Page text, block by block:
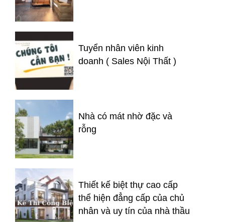
Tuyển nhân viên kinh
doanh ( Sales Nội Thất )
Nhà có mát nhờ đặc và
rỗng
Thiết kế biệt thự cao cấp
thể hiện đẳng cấp của chủ
nhân và uy tín của nhà thầu